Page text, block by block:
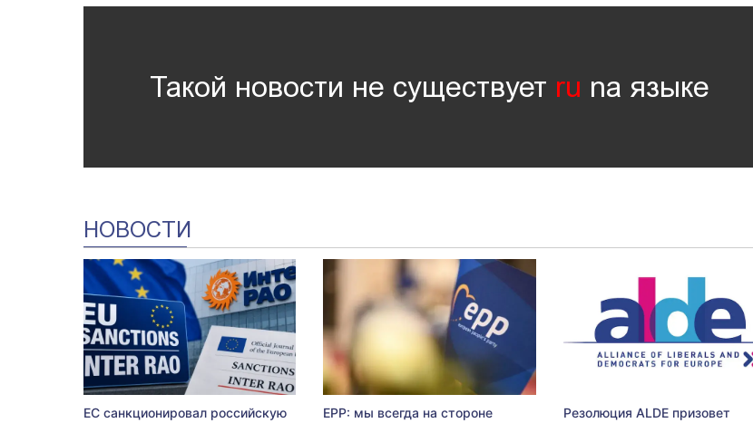
Такой новости не существует ru nа языке
НОВОСТИ
ЕС санкционировал российскую
EPP: мы всегда на стороне
Резолюция ALDE призовет